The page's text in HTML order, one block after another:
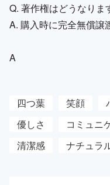
Q. 著作権はどうなりま
A. 購入時に完全無償譲
A
四つ葉 笑顔
優しさ
コミュニ
清潔感
ナチュラ